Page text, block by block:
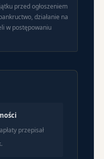
przed ogłoszeniem
działanie na
w postępowaniu
przepisał